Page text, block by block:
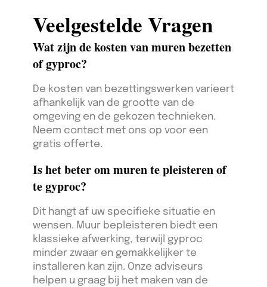
Veelgestelde Vragen
Wat zijn de kosten van muren bezetten
of gyproc?
De kosten van bezettingswerken varieert
afhankelijk van de grootte van de
omgeving en de gekozen technieken.
Neem contact met ons op voor een
gratis offerte.
Is het beter om muren te pleisteren of
te gyproc?
Dit hangt af uw specifieke situatie en
wensen. Muur bepleisteren biedt een
klassieke afwerking, terwijl gyproc
minder zwaar en gemakkelijker te
installeren kan zijn. Onze adviseurs
helpen u graag bij het maken van de